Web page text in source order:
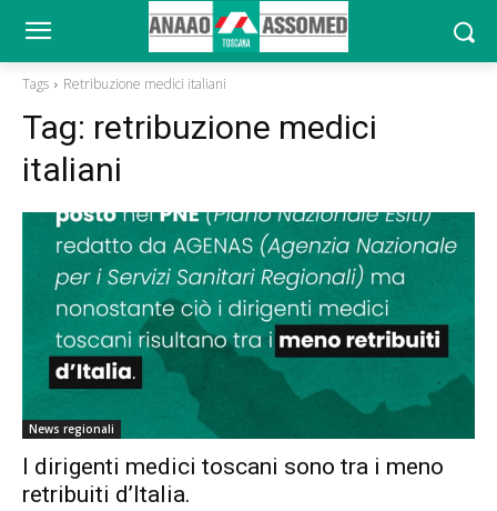
Tags Retribuzione medici italiani
Tag: retribuzione medici
italiani
News regionali
I dirigenti medici toscani sono tra i meno
retribuiti d’Italia.